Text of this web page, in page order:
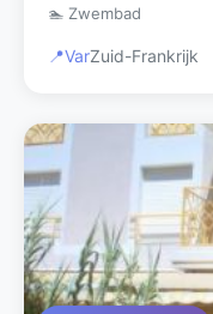
🏊 Zwembad
📍VarZuid-Frankrijk